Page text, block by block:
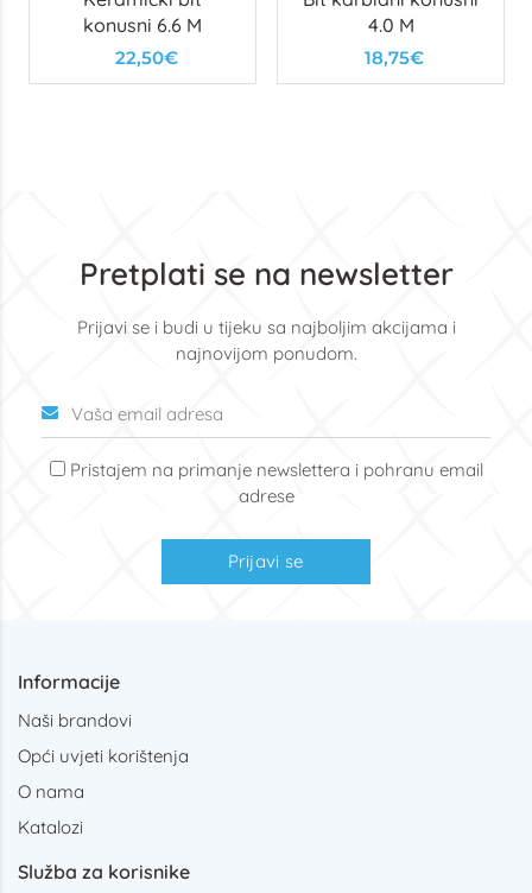
konusni 6.6 M
22,50€
4.0 M
18,75€
Pretplati se na newsletter
Prijavi se i budi u tijeku sa najboljim akcijama i
najnovijom ponudom.
Pristajem na primanje newslettera i pohranu email
adrese
Prijavi se
Informacije
Naši brandovi
Opći uvjeti korištenja
O nama
Katalozi
Služba za korisnike